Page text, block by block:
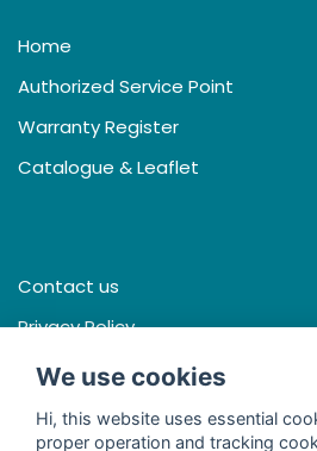
Home
Authorized Service Point
Warranty Register
Catalogue & Leaflet
Contact us
Privacy Policy
Terms & Conditions
We use cookies
Hi, this website uses essential
proper operation and tracking